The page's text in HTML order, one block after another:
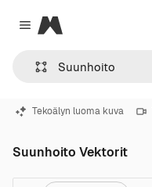
Close menu
Magnific
Tekoälyn luoma kuva
Suunhoito Vektorit